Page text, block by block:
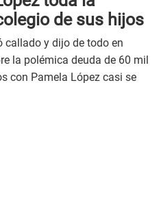
de sus hijos
callado y dijo de todo en
la polémica deuda de 60 mil
con Pamela López casi se